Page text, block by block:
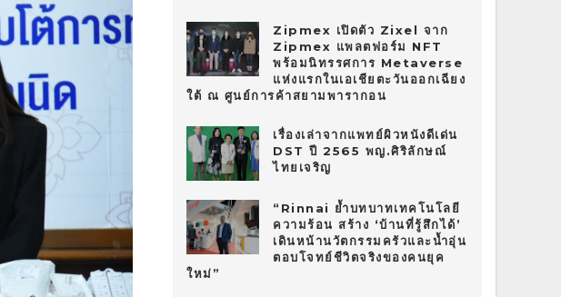
Zipmex เปิดตัว Zixel จาก
Zipmex แพลตฟอร์ม NFT
พร้อมนิทรรศการ Metaverse
แห่งแรกในเอเชียตะวันออกเฉียง
ใต้ ณ ศูนย์การค้าสยามพารากอน
เรื่องเล่าจากแพทย์ผิวหนังดีเด่น
DST ปี 2565 พญ.ศิริลักษณ์
ไทยเจริญ
“Rinnai ย้ำบทบาทเทคโนโลยี
ความร้อน สร้าง ‘บ้านที่รู้สึกได้’
เดินหน้านวัตกรรมครัวและน้ำอุ่น
ตอบโจทย์ชีวิตจริงของคนยุค
ใหม่”